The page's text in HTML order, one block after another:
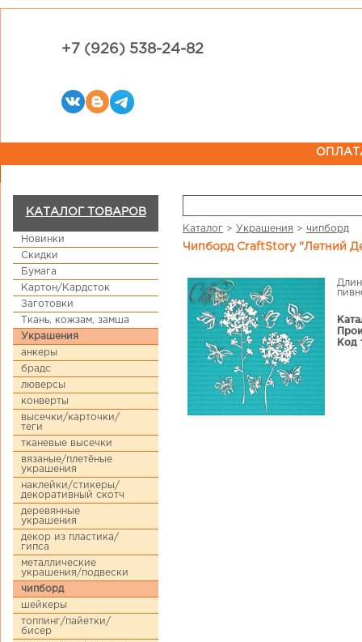
+7 (926) 538-24-82
КАТАЛОГ ТОВАРОВ
Новинки
Скидки
Бумага
Картон/Кардсток
Заготовки
Ткань, кожзам, замша
Украшения
анкеры
брадс
люверсы
конверты
высечки/карточки/
теги
тканевые высечки
вязаные/плетёные
украшения
наклейки/стикеры/
декоративный скотч
деревянные
украшения
декор из пластика/
гипса
металлические
украшения/подвески
чипборд
шейкеры
топпинг/пайетки/
бисер
Каталог > Украшения > чипборд
Чипборд CraftStory "Летний
Код